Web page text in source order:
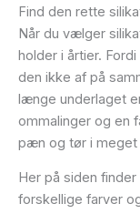
Find den rette
Når du vælger
holder i årtier.
den ikke af på
længe underlaget
ommalinger og en
pæn og tør i meget
Her på siden
forskellige farver